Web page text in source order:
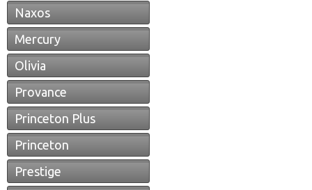
Naxos
Mercury
Olivia
Provance
Princeton Plus
Princeton
Prestige